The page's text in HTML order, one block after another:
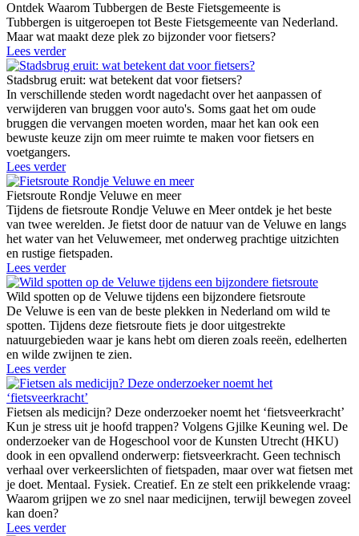
Ontdek Waarom Tubbergen de Beste Fietsgemeente is
Tubbergen is uitgeroepen tot Beste Fietsgemeente van Nederland.
Maar wat maakt deze plek zo bijzonder voor fietsers?
Lees verder
Stadsbrug eruit: wat betekent dat voor fietsers?
In verschillende steden wordt nagedacht over het aanpassen of
verwijderen van bruggen voor auto's. Soms gaat het om oude
bruggen die vervangen moeten worden, maar het kan ook een
bewuste keuze zijn om meer ruimte te maken voor fietsers en
voetgangers.
Lees verder
Fietsroute Rondje Veluwe en meer
Tijdens de fietsroute Rondje Veluwe en Meer ontdek je het beste
van twee werelden. Je fietst door de natuur van de Veluwe en langs
het water van het Veluwemeer, met onderweg prachtige uitzichten
en rustige fietspaden.
Lees verder
Wild spotten op de Veluwe tijdens een bijzondere fietsroute
De Veluwe is een van de beste plekken in Nederland om wild te
spotten. Tijdens deze fietsroute fiets je door uitgestrekte
natuurgebieden waar je kans hebt om dieren zoals reeën, edelherten
en wilde zwijnen te zien.
Lees verder
Fietsen als medicijn? Deze onderzoeker noemt het ‘fietsveerkracht’
Kun je stress uit je hoofd trappen? Volgens Gjilke Keuning wel. De
onderzoeker van de Hogeschool voor de Kunsten Utrecht (HKU)
dook in een opvallend onderwerp: fietsveerkracht. Geen technisch
verhaal over verkeerslichten of fietspaden, maar over wat fietsen met
je doet. Mentaal. Fysiek. Creatief. En ze stelt een prikkelende vraag:
Waarom grijpen we zo snel naar medicijnen, terwijl bewegen zoveel
kan doen?
Lees verder